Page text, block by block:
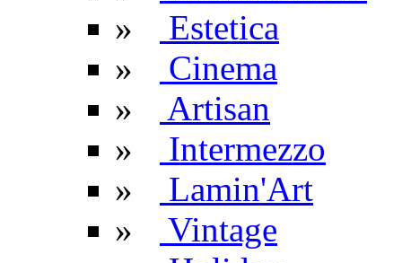
»
Estetica
»
Cinema
»
Artisan
»
Intermezzo
»
Lamin'Art
»
Vintage